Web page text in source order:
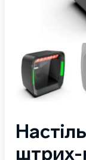
штрих-